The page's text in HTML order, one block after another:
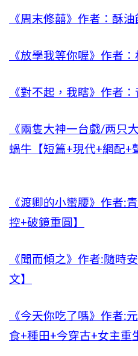
《周末修囍》作者：酥油
《放學我等你喔》作者
《對不起，我瞎》作者
《兩隻大神一台戲/两只
蝸牛【短篇+現代+網配+
《渡卿的小蠻腰》作者:
控+破鏡重圓】
《聞而傾之》作者:隨時
文】
《今天你吃了嗎》作者:
食+種田+今穿古+女主重